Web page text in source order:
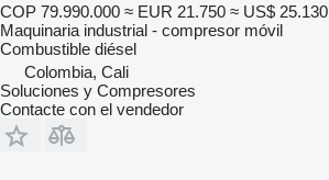
COP 79.990.000 ≈ EUR 21.750 ≈ US$ 25.130
Maquinaria industrial - compresor móvil
Combustible diésel
Colombia, Cali
Soluciones y Compresores
Contacte con el vendedor